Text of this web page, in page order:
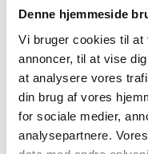
Denne hjemmeside
Vi bruger cookies til at
annoncer, til at vise
at analysere vores
din brug af vores
for sociale medier,
analysepartnere.
Sculpture,